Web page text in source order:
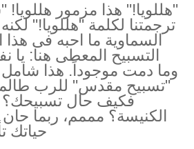
"هللويا!" هذا مزمور
ترجمتنا لكلمة "هللويا!"
السماوية ما احبه فى
التسبيح المعطى هنا: يا
وما دمت موجوداً. هذا شامل
"تسبيح مقدس" للرب
فكيف حال
الكنيسة؟ مممم، ربما
حياتك